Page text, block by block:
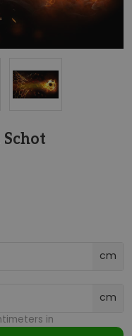
cm
cm
in